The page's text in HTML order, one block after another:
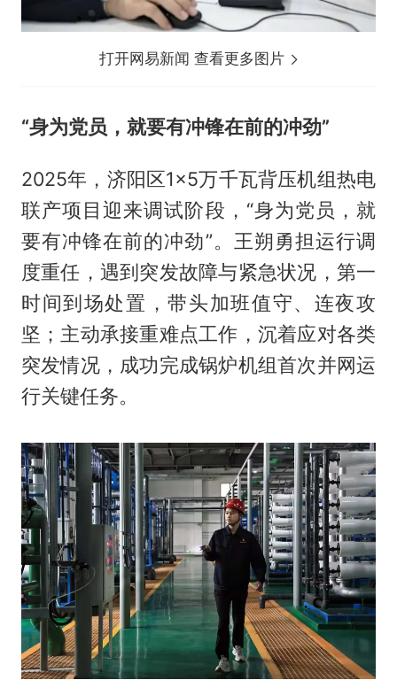
打开网易新闻 查看更多图片
“身为党员，就要有冲锋在前的冲劲”
2025年，济阳区1×5万千瓦背压机组热电
联产项目迎来调试阶段，“身为党员，就
要有冲锋在前的冲劲”。王朔勇担运行调
度重任，遇到突发故障与紧急状况，第一
时间到场处置，带头加班值守、连夜攻
坚；主动承接重难点工作，沉着应对各类
突发情况，成功完成锅炉机组首次并网运
行关键任务。